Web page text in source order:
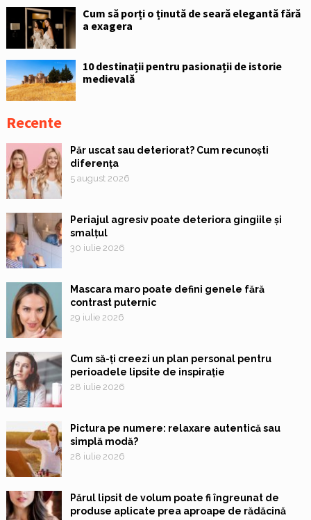
Cum să porți o ținută de seară elegantă fără
a exagera
10 destinații pentru pasionații de istorie
medievală
Recente
Păr uscat sau deteriorat? Cum recunoști
diferența
5 august 2026
Periajul agresiv poate deteriora gingiile și
smalțul
30 iulie 2026
Mascara maro poate defini genele fără
contrast puternic
29 iulie 2026
Cum să-ți creezi un plan personal pentru
perioadele lipsite de inspirație
28 iulie 2026
Pictura pe numere: relaxare autentică sau
simplă modă?
28 iulie 2026
Părul lipsit de volum poate fi îngreunat de
produse aplicate prea aproape de rădăcină